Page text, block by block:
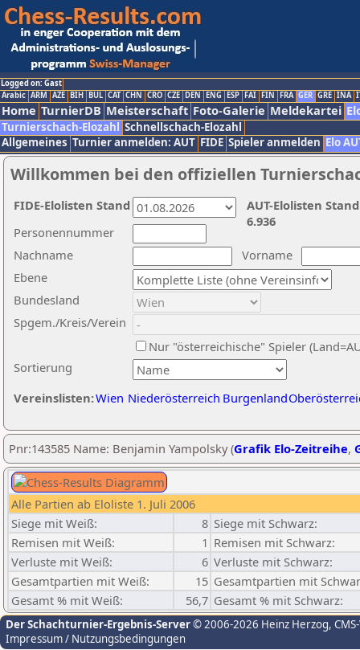
Logged on: Gast
Arabic ARM AZE BIH BUL CAT CHN CRO CZE DEN ENG ESP FAI FIN FRA GER GRE INA
Home TurnierDB Meisterschaft Foto-Galerie Meldekartei
Turnierschach-Elozahl Schnellschach-Elozahl
Allgemeines Turnier anmelden: AUT FIDE Spieler anmelden Elo
Willkommen bei den offiziellen
Nachname
Vorname
Ebene
Sortierung
Personennummer
Bundesland
Spgem./Kreis/Verein
Nur "österreichische" Spieler
Vereinslisten:Wien Niederösterreich Burgenland
AUT-Elolisten
6.936
FIDE-Elolisten Stand
Pnr:143585 Name: Benjamin Yampolsky (Grafik Elo-Zeitreihe,
Alle Partien ab Eloliste 1. Juli 2006
Siege mit Weiß:
8 Siege mit Schwarz:
Remisen mit Weiß:
1 Remisen mit Schwarz:
Verluste mit Weiß:
6 Verluste mit Schwarz:
Gesamtpartien mit Weiß:
15 Gesamtpartien mit
Gesamt % mit Weiß:
56,7 Gesamt % mit Schwarz:
Der Schachturnier-Ergebnis-Server© 2006-2026 Heinz Herzog,
Impressum / Nutzungsbedingungen